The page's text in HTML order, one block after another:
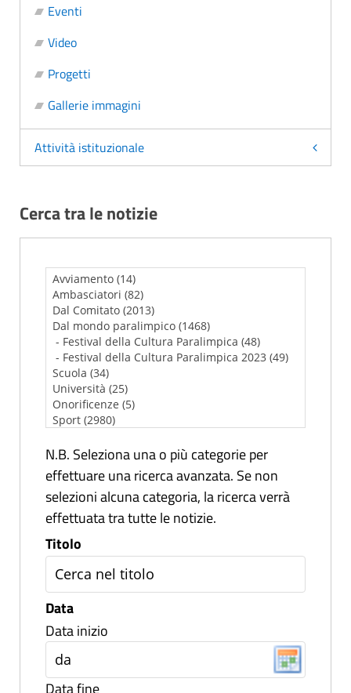
Eventi
Video
Progetti
Gallerie immagini
Attività istituzionale
Cerca tra le notizie
N.B. Seleziona una o più categorie per
effettuare una ricerca avanzata. Se non
selezioni alcuna categoria, la ricerca verrà
effettuata tra tutte le notizie.
Titolo
Data
Data inizio
Data fine